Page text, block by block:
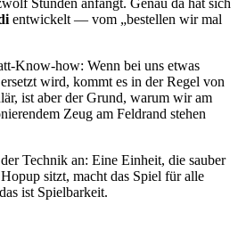
Stunden anfängt. Genau da hat sich
entwickelt — vom „bestellen wir mal
Know-how: Wenn bei uns etwas
wird, kommt es in der Regel von
ist aber der Grund, warum wir am
Zeug am Feldrand stehen
Technik an: Eine Einheit, die sauber
sitzt, macht das Spiel für alle
ist Spielbarkeit.